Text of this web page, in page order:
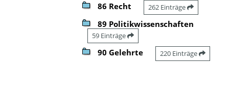
86 Recht 262 Einträge
89 Politikwissenschaften
59 Einträge
90 Gelehrte 220 Einträge